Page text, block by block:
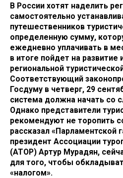
В России хотят наделить
самостоятельно
путешественников
определенную сумму,
ежедневно уплачивать в
в итоге пойдет на
региональной
Соответствующий
Госдуму в четверг, 29
система должна начать со
Однако представители
рекомендуют не торопить
рассказал «Парламентской
президент Ассоциации
(АТОР) Артур Мурадян,
для того, чтобы
«налогом».